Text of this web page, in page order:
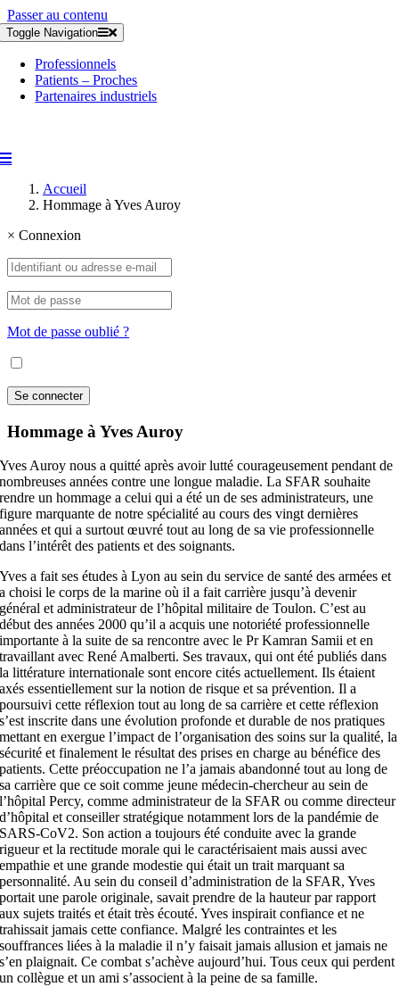
Passer au contenu
Toggle Navigation
Professionnels
Patients – Proches
Partenaires industriels
Accueil
Hommage à Yves Auroy
× Connexion
Mot de passe oublié ?
Hommage à Yves Auroy
Yves Auroy nous a quitté après avoir lutté courageusement pendant de
nombreuses années contre une longue maladie. La SFAR souhaite
rendre un hommage a celui qui a été un de ses administrateurs, une
figure marquante de notre spécialité au cours des vingt dernières
années et qui a surtout œuvré tout au long de sa vie professionnelle
dans l’intérêt des patients et des soignants.
Yves a fait ses études à Lyon au sein du service de santé des armées et
a choisi le corps de la marine où il a fait carrière jusqu’à devenir
général et administrateur de l’hôpital militaire de Toulon. C’est au
début des années 2000 qu’il a acquis une notoriété professionnelle
importante à la suite de sa rencontre avec le Pr Kamran Samii et en
travaillant avec René Amalberti. Ses travaux, qui ont été publiés dans
la littérature internationale sont encore cités actuellement. Ils étaient
axés essentiellement sur la notion de risque et sa prévention. Il a
poursuivi cette réflexion tout au long de sa carrière et cette réflexion
s’est inscrite dans une évolution profonde et durable de nos pratiques
mettant en exergue l’impact de l’organisation des soins sur la qualité, la
sécurité et finalement le résultat des prises en charge au bénéfice des
patients. Cette préoccupation ne l’a jamais abandonné tout au long de
sa carrière que ce soit comme jeune médecin-chercheur au sein de
l’hôpital Percy, comme administrateur de la SFAR ou comme directeur
d’hôpital et conseiller stratégique notamment lors de la pandémie de
SARS-CoV2. Son action a toujours été conduite avec la grande
rigueur et la rectitude morale qui le caractérisaient mais aussi avec
empathie et une grande modestie qui était un trait marquant sa
personnalité. Au sein du conseil d’administration de la SFAR, Yves
portait une parole originale, savait prendre de la hauteur par rapport
aux sujets traités et était très écouté. Yves inspirait confiance et ne
trahissait jamais cette confiance. Malgré les contraintes et les
souffrances liées à la maladie il n’y faisait jamais allusion et jamais ne
s’en plaignait. Ce combat s’achève aujourd’hui. Tous ceux qui perdent
un collègue et un ami s’associent à la peine de sa famille.